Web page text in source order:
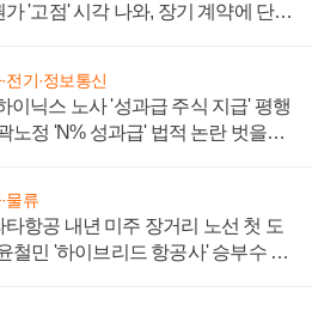
가 '고점' 시각 나와, 장기 계약에 단점
전기·정보통신
이닉스 노사 '성과급 주식 지급' 평행
노정 'N% 성과급' 법적 논란 벗을지
물류
타항공 내년 미주 장거리 노선 첫 도
철민 '하이브리드 항공사' 승부수 통